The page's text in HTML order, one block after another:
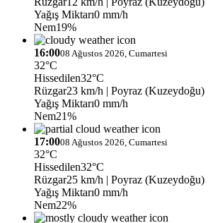
Yağış Miktarı0 mm/h
Nem19%
16:0008 Ağustos 2026, Cumartesi
32°C
Hissedilen32°C
Rüzgar23 km/h | Poyraz (Kuzeydoğu)
Yağış Miktarı0 mm/h
Nem21%
17:0008 Ağustos 2026, Cumartesi
32°C
Hissedilen32°C
Rüzgar25 km/h | Poyraz (Kuzeydoğu)
Yağış Miktarı0 mm/h
Nem22%